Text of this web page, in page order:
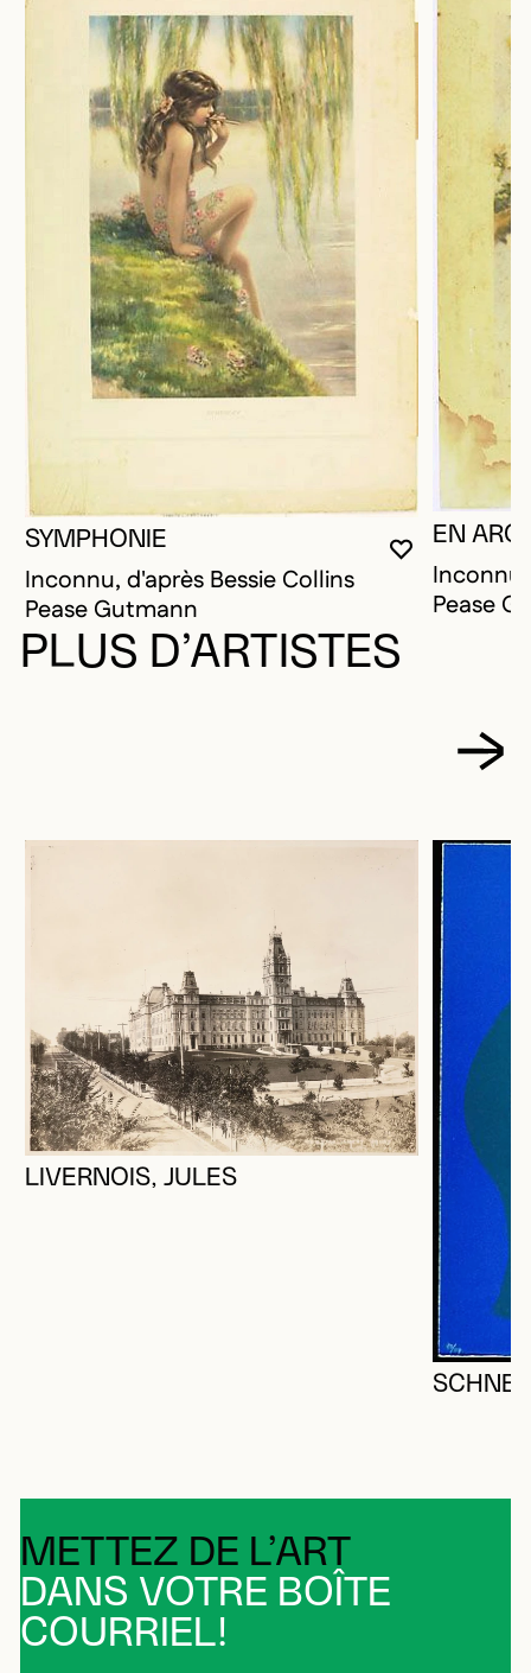
VOUS
FERMER
OUVRIR LA
SYMPHONIE
Inconnu, d'après Bessie Collins
Pease Gutmann
EN
Pease
PLUS D’ARTISTES
LIVERNOIS, JULES
METTEZ DE L’ART
DANS VOTRE BOÎTE
COURRIEL!